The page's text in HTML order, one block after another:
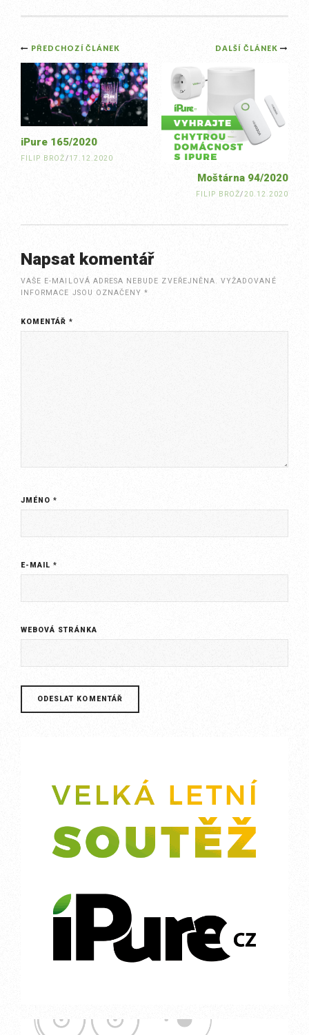
Post
navigation
DALŠÍ ČLÁNEK
Moštárna 94/2020
FILIP BROŽ/20.12.2020
PŘEDCHOZÍ ČLÁNEK
iPure 165/2020
FILIP BROŽ/17.12.2020
Napsat komentář
VAŠE E-MAILOVÁ ADRESA NEBUDE ZVEŘEJNĚNA. VYŽADOVANÉ
INFORMACE JSOU OZNAČENY*
KOMENTÁŘ*
JMÉNO*
E-MAIL*
WEBOVÁ STRÁNKA